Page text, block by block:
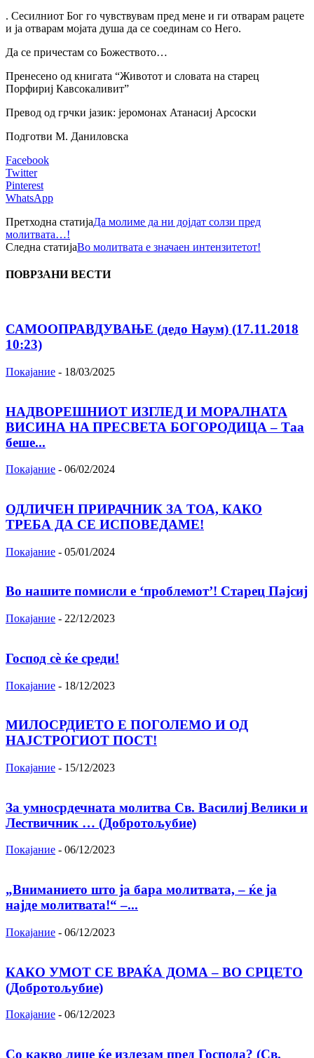
. Сесилниот Бог го чувствувам пред мене и ги отварам рацете
и jа отварам мојата душа да се соединам co Heго.
Да се причестам co Божеството…
Пренесено од книгата “Животот и словата на старец
Порфириј Кавсокаливит”
Превод од грчки јазик: јеромонах Атанасиј Арсоски
Подготви М. Даниловска
Facebook
Twitter
Pinterest
WhatsApp
Претходна статијаДа молиме да ни дојдат солзи пред
молитвата…!
Следна статијаBo молитвата е значаен интензитетот!
ПОВРЗАНИ ВЕСТИ
САМООПРАВДУВАЊЕ (дедо Наум) (17.11.2018
10:23)
Покајание - 18/03/2025
НАДВОРЕШНИОТ ИЗГЛЕД И МОРАЛНАТА
ВИСИНА HA ПРЕСВЕТА БОГОРОДИЦА – Таа
беше...
Покајание - 06/02/2024
ОДЛИЧЕН ПРИРАЧНИК ЗА ТОА, КАКО
ТРЕБА ДА СЕ ИСПОВЕДАМЕ!
Покајание - 05/01/2024
Во нашите помисли е ‘проблемот’! Старец Пајсиј
Покајание - 22/12/2023
Господ сѐ ќе среди!
Покајание - 18/12/2023
МИЛОСРДИЕТО Е ПОГОЛЕМО И ОД
НАЈСТРОГИОТ ПОСТ!
Покајание - 15/12/2023
За умносрдечната молитва Св. Василиј Велики и
Лествичник … (Добротољубие)
Покајание - 06/12/2023
„Вниманието што jа бара молитвата, – ќе jа
најде молитвата!“ –...
Покајание - 06/12/2023
КАКО УМОТ СЕ ВРАЌА ДОМА – ВО СРЦЕТО
(Добротољубие)
Покајание - 06/12/2023
Со какво лице ќе излезам пред Господа? (Св.